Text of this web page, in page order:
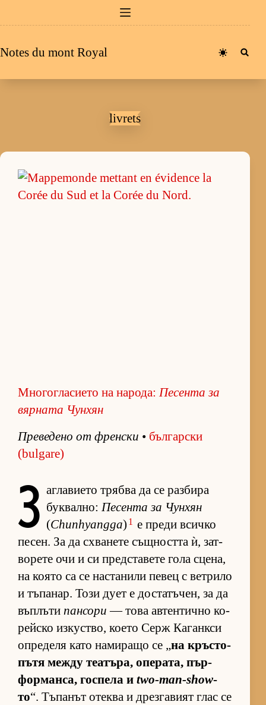
au
Notes du mont Royal
livrets
Многогласието на народа: Пе­сента за
вяр­ната Чун­хян
Пре­ве­дено от френ­ски • бъл­гар­ски
(bulgare)
З аг­ла­ви­ето трябва да се раз­бира
бук­вал­но: Пе­сента за Чун­хян
(Chunhyangga) 1 е преди всичко
пе­сен. За да схва­нете същ­ността ѝ, зат­
во­рете очи и си пред­с­та­вете гола сце­на,
на ко­ято са се нас­та­нили пе­вец с вет­рило
и тъ­па­нар. Този дует е дос­та­тъ­чен, за да
въп­лъти пансори — това ав­тен­тично ко­
рейско из­кус­т­во, ко­ето Серж Ка­ган­кси
оп­ре­деля като на­ми­ращо се „на кръс­то­
пътя между те­а­тъ­ра, опе­ра­та, пър­
фор­ман­са, гос­пела и two-man-show-
то“. Тъ­па­нът отеква и дрез­га­вият глас се